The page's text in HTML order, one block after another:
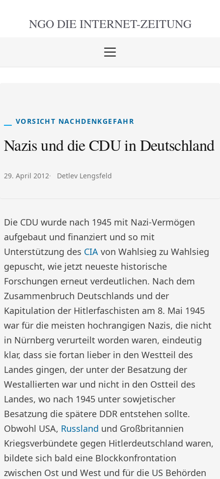
NGO DIE INTERNET-ZEITUNG
Menü
VORSICHT NACHDENKGEFAHR
Nazis und die CDU in Deutschland
Veröffentlicht am:
29. April 2012 Autor:
Detlev Lengsfeld
Die CDU wurde nach 1945 mit Nazi-Vermögen
aufgebaut und finanziert und so mit
Unterstützung des CIA von Wahlsieg zu Wahlsieg
gepuscht, wie jetzt neueste historische
Forschungen erneut verdeutlichen. Nach dem
Zusammenbruch Deutschlands und der
Kapitulation der Hitlerfaschisten am 8. Mai 1945
war für die meisten hochrangigen Nazis, die nicht
in Nürnberg verurteilt worden waren, eindeutig
klar, dass sie fortan lieber in den Westteil des
Landes gingen, der unter der Besatzung der
Westallierten war und nicht in den Ostteil des
Landes, wo nach 1945 unter sowjetischer
Besatzung die spätere DDR entstehen sollte.
Obwohl USA, Russland und Großbritannien
Kriegsverbündete gegen Hitlerdeutschland waren,
bildete sich bald eine Blockkonfrontation
zwischen Ost und West und für die US Behörden